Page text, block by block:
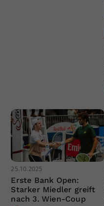
25.10.2025
Erste Bank Open:
Starker Miedler greift
nach 3. Wien-Coup